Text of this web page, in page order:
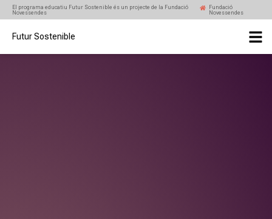
El programa educatiu Futur Sostenible és un projecte de la Fundació
Novessendes
Fundació
Novessendes
Futur Sostenible